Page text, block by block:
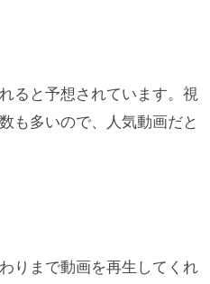
ると予想されています。視
も多いので、人気動画だと
りまで動画を再生してくれ